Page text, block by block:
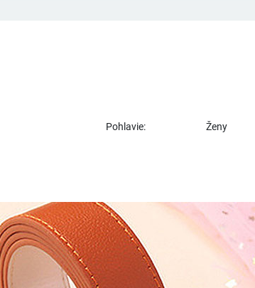
Pohlavie:
Ženy